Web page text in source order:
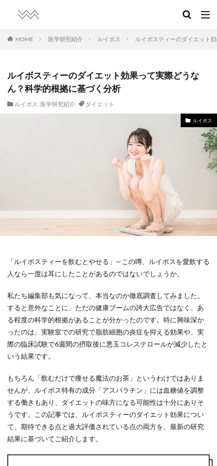
HOME 医学研究紹介 ルイボス ルイボスティーのダイエット
ルイボスティーのダイエット効果って実際どうな
ん？科学的根拠に基づく分析
ルイボス, 医学研究紹介 ダイエット
ルイボス
「ルイボスティーを飲むとやせる」—この噂、ルイボスを愛飲する
人なら一度は耳にしたことがあるのではないでしょうか。
私たち編集部も気になって、本当なのか徹底調査してみました。
すると意外なことに、ただの健康ブームの誇大広告ではなく、あ
る程度の科学的根拠があることが分かったのです。特に興味深か
ったのは、実験室での研究で脂肪細胞の炎症を抑える効果や、実
際の臨床試験で6週間の摂取後に悪玉コレステロールが減少したと
いう結果です。
もちろん「飲むだけで痩せる魔法のお茶」というわけではありま
せんが、ルイボス特有の成分「アスパラチン」には血糖値を調整
する働きもあり、ダイエットの味方になる可能性は十分にありそ
うです。この記事では、ルイボスティーのダイエット効果につい
て、期待できる点と過大評価されている点の両方を、最新の研究
結果に基づいてご紹介します。